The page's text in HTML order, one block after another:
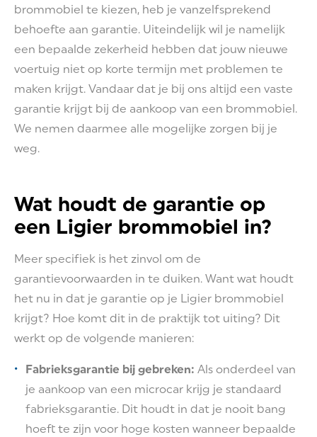
brommobiel te kiezen, heb je vanzelfsprekend
behoefte aan garantie. Uiteindelijk wil je namelijk
een bepaalde zekerheid hebben dat jouw nieuwe
voertuig niet op korte termijn met problemen te
maken krijgt. Vandaar dat je bij ons altijd een vaste
garantie krijgt bij de aankoop van een brommobiel.
We nemen daarmee alle mogelijke zorgen bij je
weg.
Wat houdt de garantie op
een Ligier brommobiel in?
Meer specifiek is het zinvol om de
garantievoorwaarden in te duiken. Want wat houdt
het nu in dat je garantie op je Ligier brommobiel
krijgt? Hoe komt dit in de praktijk tot uiting? Dit
werkt op de volgende manieren:
Fabrieksgarantie bij gebreken: Als onderdeel van
je aankoop van een microcar krijg je standaard
fabrieksgarantie. Dit houdt in dat je nooit bang
hoeft te zijn voor hoge kosten wanneer bepaalde